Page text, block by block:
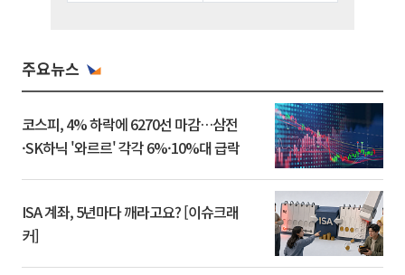
주요뉴스
코스피, 4% 하락에 6270선 마감…삼전
·SK하닉 '와르르' 각각 6%·10%대 급락
ISA 계좌, 5년마다 깨라고요? [이슈크래
커]